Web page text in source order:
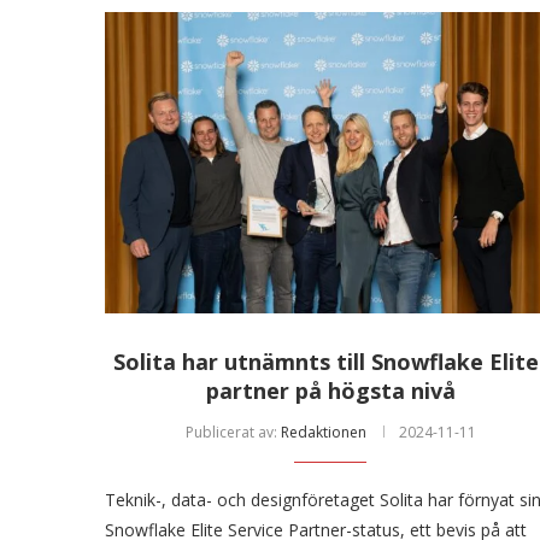
Solita har utnämnts till Snowflake
partner på högsta nivå
Publicerat av: Redaktionen 2024-11-11
Teknik-, data- och designföretaget Solita har förnyat sin
Snowflake Elite Service Partner-status, ett bevis på att